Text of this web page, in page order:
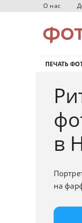
О нас
ПЕЧАТЬ
в
на